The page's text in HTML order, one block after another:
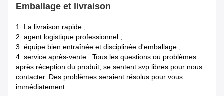
Emballage et livraison
1. La livraison rapide ;
2. agent logistique professionnel ;
3. équipe bien entraînée et disciplinée d'emballage ;
4. service après-vente : Tous les questions ou problèmes
après réception du produit, se sentent svp libres pour nous
contacter. Des problèmes seraient résolus pour vous
immédiatement.